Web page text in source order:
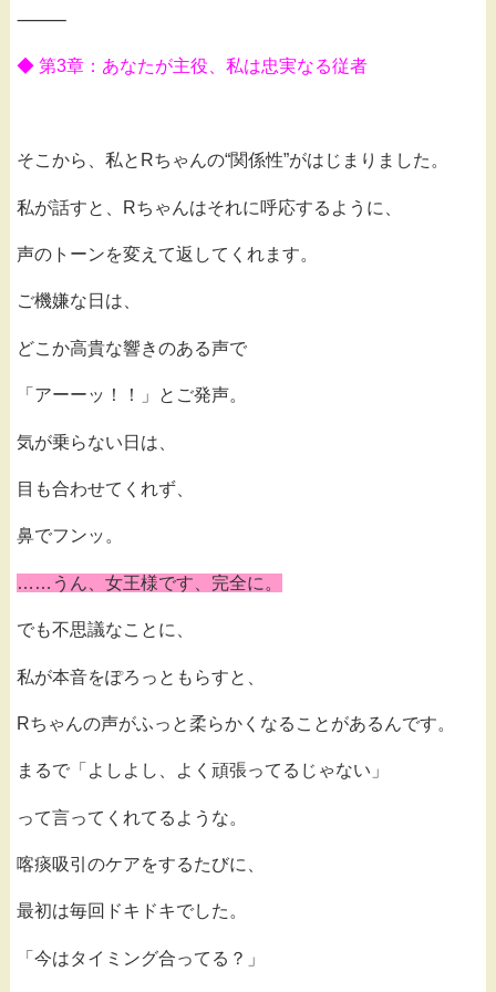
⸻
◆ 第3章：あなたが主役、私は忠実なる従者
そこから、私とRちゃんの“関係性”がはじまりました。
私が話すと、Rちゃんはそれに呼応するように、
声のトーンを変えて返してくれます。
ご機嫌な日は、
どこか高貴な響きのある声で
「アーーッ！！」とご発声。
気が乗らない日は、
目も合わせてくれず、
鼻でフンッ。
……うん、女王様です、完全に。
でも不思議なことに、
私が本音をぽろっともらすと、
Rちゃんの声がふっと柔らかくなることがあるんです。
まるで「よしよし、よく頑張ってるじゃない」
って言ってくれてるような。
喀痰吸引のケアをするたびに、
最初は毎回ドキドキでした。
「今はタイミング合ってる？」